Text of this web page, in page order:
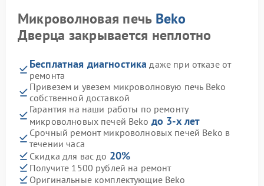
Микроволновая печь Beko
Дверца закрывается неплотно
Бесплатная диагностика даже при отказе от
ремонта
Привезем и увезем микроволновую печь Beko
собственной доставкой
Гарантия на наши работы по ремонту
микроволновых печей Beko до 3-х лет
Срочный ремонт микроволновых печей Beko в
течении часа
Скидка для вас до 20%
Получите 1500 рублей на ремонт
Оригинальные комплектующие Beko